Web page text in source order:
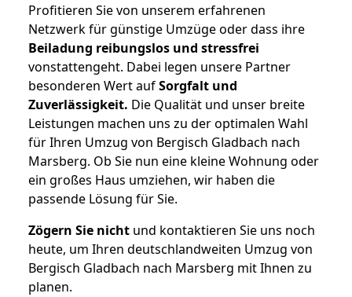
Profitieren Sie von unserem erfahrenen
Netzwerk für günstige Umzüge oder dass ihre
Beiladung reibungslos und stressfrei
vonstattengeht. Dabei legen unsere Partner
besonderen Wert aufSorgfalt und
Zuverlässigkeit. Die Qualität und unser breite
Leistungen machen uns zu der optimalen Wahl
für Ihren Umzug von Bergisch Gladbach nach
Marsberg. Ob Sie nun eine kleine Wohnung oder
ein großes Haus umziehen, wir haben die
passende Lösung für Sie.
Zögern Sie nicht und kontaktieren Sie uns noch
heute, um Ihren deutschlandweiten Umzug von
Bergisch Gladbach nach Marsberg mit Ihnen zu
planen.